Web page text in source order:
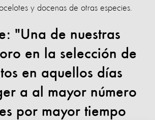
y docenas de otras especies.
"Una de nuestras
en la selección de
en aquellos días
a al mayor número
por mayor tiempo